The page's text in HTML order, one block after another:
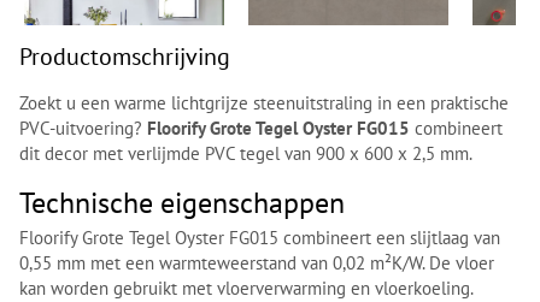
Next
Next
Productomschrijving
Zoekt u een warme lichtgrijze steenuitstraling in een praktische
PVC-uitvoering? Floorify Grote Tegel Oyster FG015 combineert
dit decor met verlijmde PVC tegel van 900 x 600 x 2,5 mm.
Technische eigenschappen
Floorify Grote Tegel Oyster FG015 combineert een slijtlaag van
0,55 mm met een warmteweerstand van 0,02 m²K/W. De vloer
kan worden gebruikt met vloerverwarming en vloerkoeling.